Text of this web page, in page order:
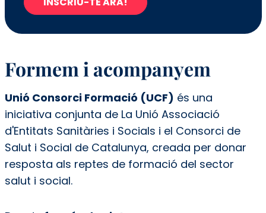
Formem i acompanyem
Unió Consorci Formació (UCF) és una
iniciativa conjunta de La Unió Associació
d'Entitats Sanitàries i Socials i el Consorci de
Salut i Social de Catalunya, creada per donar
resposta als reptes de formació del sector
salut i social.